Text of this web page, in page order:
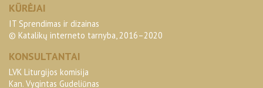
KŪRĖJAI
IT Sprendimas ir dizainas
© Katalikų interneto tarnyba, 2016–2020
KONSULTANTAI
LVK Liturgijos komisija
Kan. Vygintas Gudeliūnas